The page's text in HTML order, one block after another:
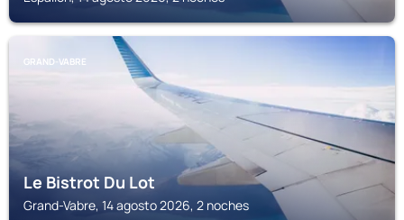
GRAND-VABRE
Le Bistrot Du Lot
Grand-Vabre, 14 agosto 2026, 2 noches